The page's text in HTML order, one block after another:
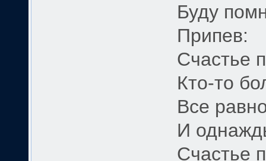
Буду
Припев:
Счастье
Кто-то
Все
И
Счастье